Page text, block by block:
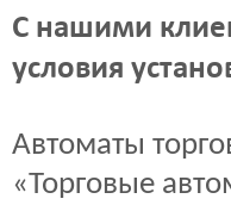
С нашими
условия
Автоматы
«Торговые